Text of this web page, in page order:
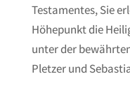
Testamentes, Sie
Höhepunkt die
unter der
Pletzer und